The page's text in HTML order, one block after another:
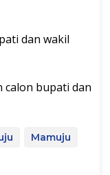
dan wakil
calon bupati dan
Mamuju